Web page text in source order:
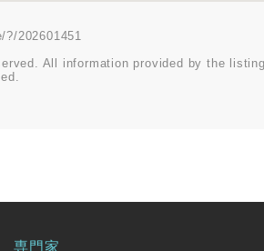
202601451
All information provided by the
専門家